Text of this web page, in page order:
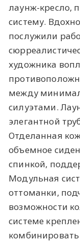
лаунж-кресло,
систему.
послужили
художника
между
силуэтами.
элегантной
Отделанная
объемное
спинкой,
Модульная
оттоманки,
возможности
системе